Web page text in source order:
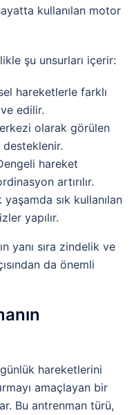
kullanılan motor
şu unsurları içerir:
hareketlerle farklı
edilir.
olarak görülen
hareket
artırılır.
yaşamda sık kullanılan
yapılır.
yanı sıra zindelik ve
da önemli
hareketlerini
amaçlayan bir
Bu antrenman türü,